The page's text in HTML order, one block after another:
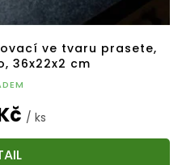
ve tvaru prasete,
36x22x2 cm
/ ks